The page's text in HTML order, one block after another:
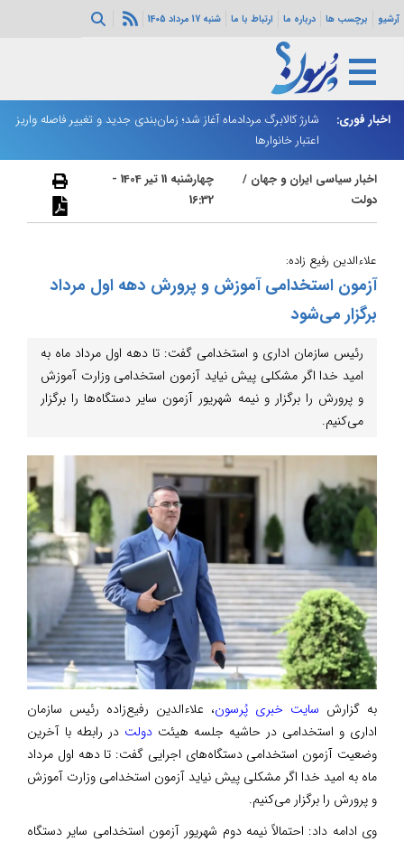
آرشیو برچسب ها درباره ما ارتباط با ما شنبه 17 مرداد 1405
اخبار فوری:
هرمز ادامه
شارژ کالابرگ مردادماه آغاز شد؛ زمان‌بندی جدید و تغییر فاصله واریز
اعتبار خانوارها
اخبار سیاسی ایران و جهان /
دولت
چهارشنبه 11 تیر 1404 -
16:32
علا‌ءالدین رفیع زاده:
آزمون استخدامی آموزش و پرورش دهه اول مرداد
برگزار می‌شود
رئیس سازمان اداری و استخدامی گفت: تا دهه اول مرداد ماه به
امید خدا اگر مشکلی پیش نیاید آزمون استخدامی وزارت آموزش
و پرورش را برگزار و نیمه شهریور آزمون سایر دستگاه‌ها را برگزار
می‌کنیم.
به گزارش سایت خبری پُرسون، علاءالدین رفیع‌زاده رئیس سازمان
اداری و استخدامی در حاشیه جلسه هیئت دولت در رابطه با آخرین
وضعیت آزمون استخدامی دستگاه‌های اجرایی گفت: تا دهه اول مرداد
ماه به امید خدا اگر مشکلی پیش نیاید آزمون استخدامی وزارت آموزش
و پرورش را برگزار می‌کنیم.
وی ادامه داد: احتمالاً نیمه دوم شهریور آزمون استخدامی سایر دستگاه